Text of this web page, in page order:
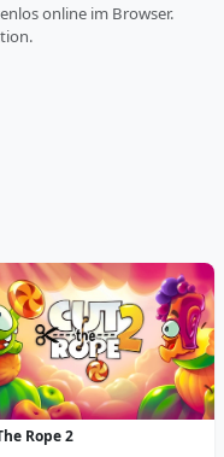
online im Browser.
Rope 2